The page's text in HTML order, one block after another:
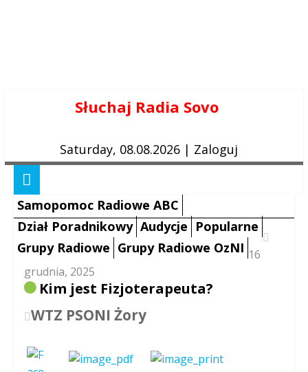
Słuchaj Radia Sovo
Saturday, 08.08.2026 | Zaloguj
Samopomoc Radiowe ABC
Dział Poradnikowy Audycje Popularne
Grupy Radiowe Grupy Radiowe OzNI 16
grudnia, 2025
Kim jest Fizjoterapeuta?
WTZ PSONI Żory